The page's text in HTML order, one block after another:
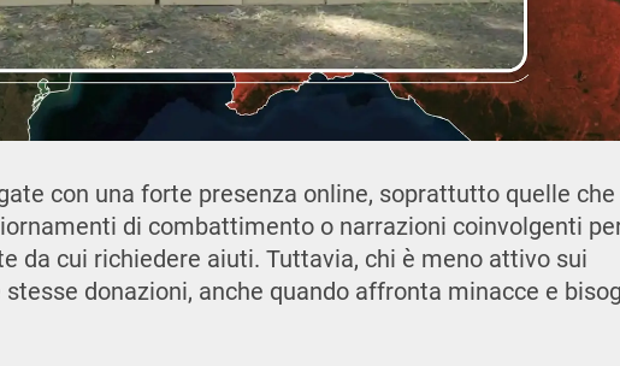
con una forte presenza online, soprattutto quelle che
di combattimento o narrazioni coinvolgenti
da cui richiedere aiuti. Tuttavia, chi è meno attivo sui
donazioni, anche quando affronta minacce e